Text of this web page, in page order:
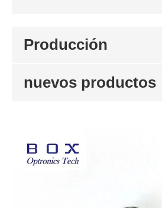
Producción
nuevos productos